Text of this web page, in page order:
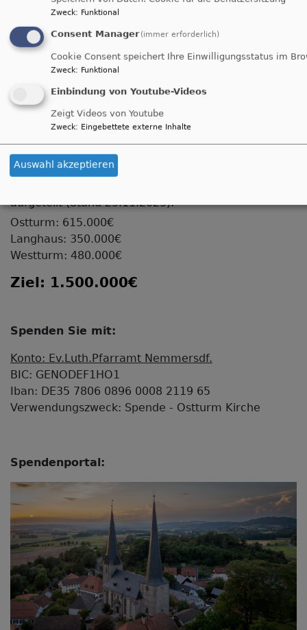
Seniorennachmittag Nemmersdorf
Pfarrerin Amelie Luding
Goldkronach
Gemeindehaus Nemmersdorf
Spenden für die Kirchtürme
aufgeteilt (Stand 25.11.2025):
Ostturm: 615.000€
Langhaus: 350.000€
Westturm: 480.000€
Ziel: 1.500.000€
Spenden Sie mit:
Konto: Ev.Luth.Pfarramt Nemmersdf.
BIC: GENODEF1HO1
Iban: DE35 7806 0896 0008 2119 65
Verwendungszweck: Spende - Ostturm Kirche
Spendenportal:
Zweck: Funktional
Consent Manager (immer erforderlich)
Cookie Consent speichert Ihre Einwilligungsstatus im
Zweck: Funktional
Einbindung von Youtube-Videos
Zeigt Videos von Youtube
Zweck: Eingebettete externe Inhalte
Auswahl akzeptieren